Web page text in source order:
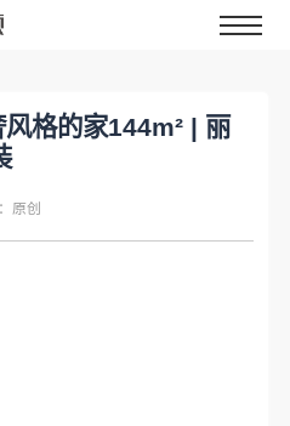
格的家144m² | 丽
原创